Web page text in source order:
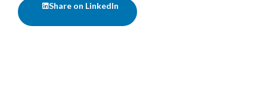
Share on LinkedIn